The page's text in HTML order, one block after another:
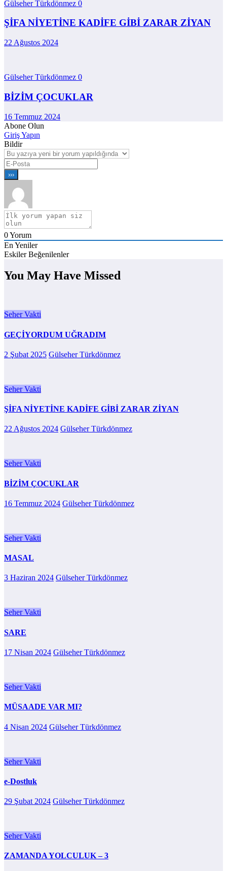
Gülseher Türkdönmez 0
ŞİFA NİYETİNE KADİFE GİBİ ZARAR ZİYAN
22 Ağustos 2024
Gülseher Türkdönmez 0
BİZİM ÇOCUKLAR
16 Temmuz 2024
Abone Olun
Giriş Yapın
Bildir
0Yorum
En Yeniler
Eskiler Beğenilenler
You May Have Missed
Seher Vakti
GEÇİYORDUM UĞRADIM
2 Şubat 2025 Gülseher Türkdönmez
Seher Vakti
ŞİFA NİYETİNE KADİFE GİBİ ZARAR ZİYAN
22 Ağustos 2024 Gülseher Türkdönmez
Seher Vakti
BİZİM ÇOCUKLAR
16 Temmuz 2024 Gülseher Türkdönmez
Seher Vakti
MASAL
3 Haziran 2024 Gülseher Türkdönmez
Seher Vakti
SARE
17 Nisan 2024 Gülseher Türkdönmez
Seher Vakti
MÜSAADE VAR MI?
4 Nisan 2024 Gülseher Türkdönmez
Seher Vakti
e-Dostluk
29 Şubat 2024 Gülseher Türkdönmez
Seher Vakti
ZAMANDA YOLCULUK – 3